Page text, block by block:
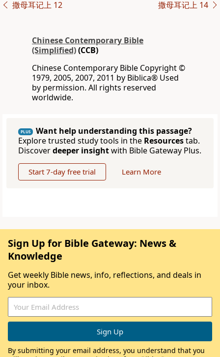
撒母耳记上 12 撒母耳记上 14
Chinese Contemporary Bible
(Simplified)(CCB)
Chinese Contemporary Bible Copyright ©
1979, 2005, 2007, 2011 by Biblica® Used
by permission. All rights reserved
worldwide.
PLUS
Want help understanding this passage?
Explore trusted study tools in the Resourcestab.
Discoverdeeper insightwith Bible Gateway Plus.
Start 7-day free trial Learn More
Sign Up for Bible Gateway: News &
Knowledge
Get weekly Bible news, info, reflections, and deals in
your inbox.
By submitting your email address, you understand that you